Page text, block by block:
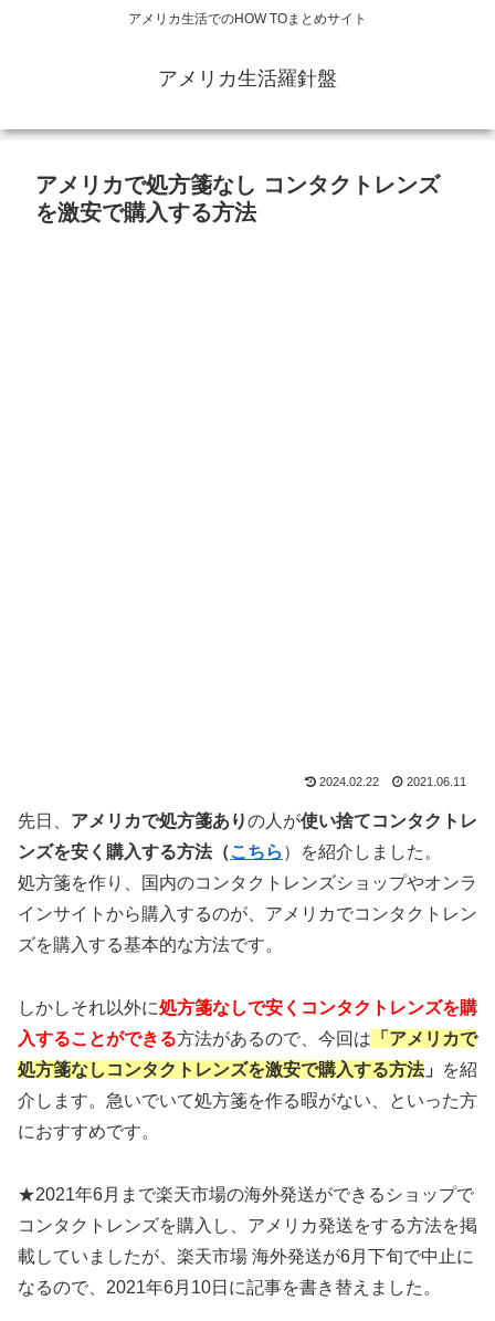
アメリカ生活でのHOW TOまとめサイト
アメリカ生活羅針盤
アメリカで処方箋なし コンタクトレンズ
を激安で購入する方法
2024.02.22 2021.06.11
先日、 アメリカで処方箋ありの人が使い捨てコンタクトレ
ンズを安く購入する方法（こちら ）を紹介しました。
処方箋を作り、国内のコンタクトレンズショップやオンラ
インサイトから購入するのが、アメリカでコンタクトレン
ズを購入する基本的な方法です。
しかしそれ以外に処方箋なしで安くコンタクトレンズを購
入することができる方法があるので、今回は 「アメリカで
処方箋なしコンタクトレンズを激安で購入する方法」
を紹
介します。急いでいて処方箋を作る暇がない、といった方
におすすめです。
★2021年6月まで楽天市場の海外発送ができるショップで
コンタクトレンズを購入し、アメリカ発送をする方法を掲
載していましたが、楽天市場 海外発送が6月下旬で中止に
なるので、2021年6月10日に記事を書き替えました。